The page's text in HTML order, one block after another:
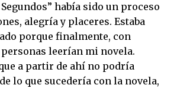
había sido un proceso
alegría y placeres. Estaba
porque finalmente, con
leerían mi novela.
a partir de ahí no podría
lo que sucedería con la novela,